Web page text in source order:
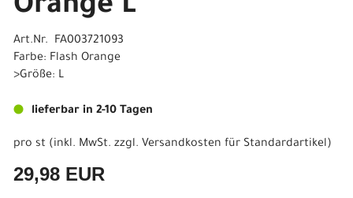
Orange L
Art.Nr. FA003721093
Farbe: Flash Orange
>Größe: L
lieferbar in 2-10 Tagen
pro st (inkl. MwSt. zzgl. Versandkosten für Standardartikel)
29,98 EUR